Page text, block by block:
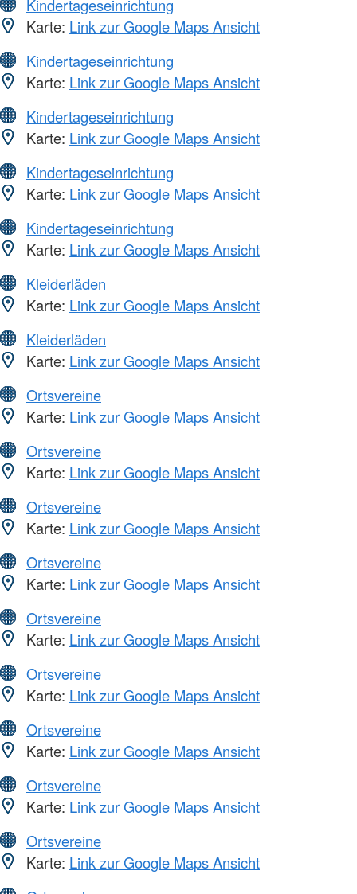
Kindertageseinrichtung
Karte: Link zur Google Maps Ansicht
Kindertageseinrichtung
Karte: Link zur Google Maps Ansicht
Kindertageseinrichtung
Karte: Link zur Google Maps Ansicht
Kindertageseinrichtung
Karte: Link zur Google Maps Ansicht
Kindertageseinrichtung
Karte: Link zur Google Maps Ansicht
Kleiderläden
Karte: Link zur Google Maps Ansicht
Kleiderläden
Karte: Link zur Google Maps Ansicht
Ortsvereine
Karte: Link zur Google Maps Ansicht
Ortsvereine
Karte: Link zur Google Maps Ansicht
Ortsvereine
Karte: Link zur Google Maps Ansicht
Ortsvereine
Karte: Link zur Google Maps Ansicht
Ortsvereine
Karte: Link zur Google Maps Ansicht
Ortsvereine
Karte: Link zur Google Maps Ansicht
Ortsvereine
Karte: Link zur Google Maps Ansicht
Ortsvereine
Karte: Link zur Google Maps Ansicht
Ortsvereine
Karte: Link zur Google Maps Ansicht